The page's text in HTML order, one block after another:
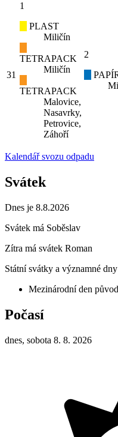
31
1
PLAST
Miličín
TETRAPACK
Miličín
TETRAPACK
Malovice,
Nasavrky,
Petrovice,
Záhoří
2
Kalendář svozu odpadu
Svátek
Dnes je 8.8.2026
Svátek má Soběslav
Zítra má svátek Roman
Státní svátky a významné
Mezinárodní den
Počasí
dnes, sobota 8. 8. 2026